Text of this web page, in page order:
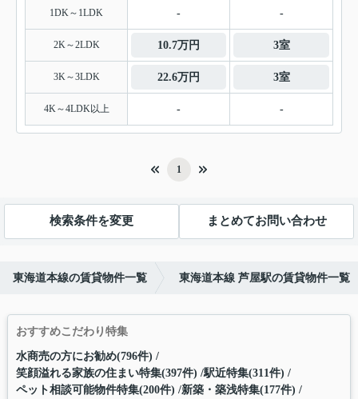
1DK～1LDK - -
2K～2LDK 10.7万円 3室
3K～3LDK 22.6万円 3室
4K～4LDK以上 - -
1
検索条件を変更 まとめてお問い合わせ
東海道本線の賃貸物件一覧 東海道本線 芦屋駅の賃貸物件一覧
おすすめこだわり特集
水商売の方にお勧め(796件)
笑顔溢れる家族の住まい特集(397件) 駅近特集(311件)
ペット相談可能物件特集(200件) 新築・築浅特集(177件)